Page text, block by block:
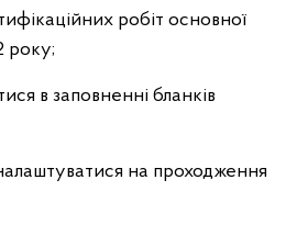
робіт основної
року;
в заповненні бланків
на проходження